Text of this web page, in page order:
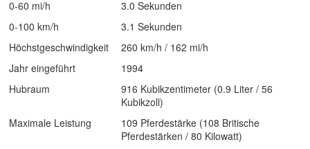
0-60 mi/h
3.0 Sekunden
0-100 km/h
3.1 Sekunden
Höchstgeschwindigkeit
260 km/h / 162 mi/h
Jahr eingeführt
1994
Hubraum
916 Kubikzentimeter (0.9 Liter / 56
Kubikzoll)
Maximale Leistung
109 Pferdestärke (108 Britische
Pferdestärken / 80 Kilowatt)